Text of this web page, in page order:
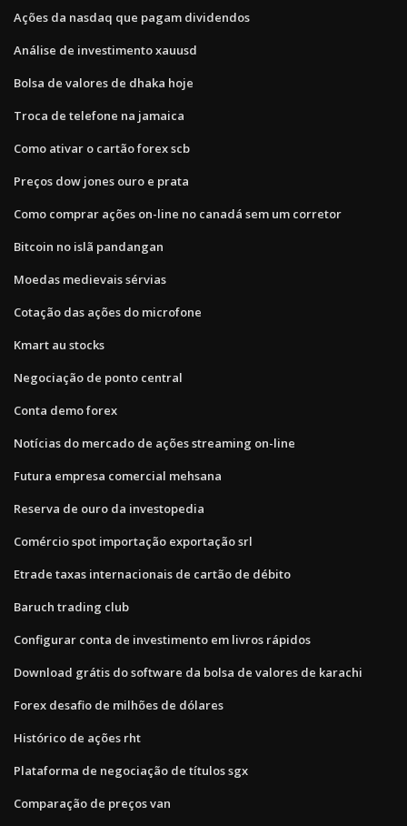
Ações da nasdaq que pagam dividendos
Análise de investimento xauusd
Bolsa de valores de dhaka hoje
Troca de telefone na jamaica
Como ativar o cartão forex scb
Preços dow jones ouro e prata
Como comprar ações on-line no canadá sem um corretor
Bitcoin no islã pandangan
Moedas medievais sérvias
Cotação das ações do microfone
Kmart au stocks
Negociação de ponto central
Conta demo forex
Notícias do mercado de ações streaming on-line
Futura empresa comercial mehsana
Reserva de ouro da investopedia
Comércio spot importação exportação srl
Etrade taxas internacionais de cartão de débito
Baruch trading club
Configurar conta de investimento em livros rápidos
Download grátis do software da bolsa de valores de karachi
Forex desafio de milhões de dólares
Histórico de ações rht
Plataforma de negociação de títulos sgx
Comparação de preços van